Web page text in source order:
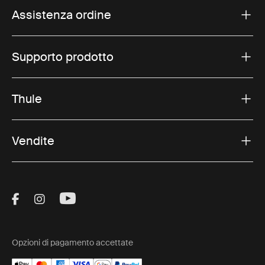
Assistenza ordine
Supporto prodotto
Thule
Vendite
Visit Thule on Facebook (external link)
Visit Thule on Instagram (external link)
Visit Thule on Youtube (external
Opzioni di pagamento accettate